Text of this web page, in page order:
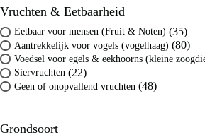
Vruchten & Eetbaarheid
Eetbaar voor mensen (Fruit & Noten) (35)
Aantrekkelijk voor vogels (vogelhaag) (80)
Voedsel voor egels & eekhoorns (kleine
Siervruchten (22)
Geen of onopvallend vruchten (48)
Grondsoort